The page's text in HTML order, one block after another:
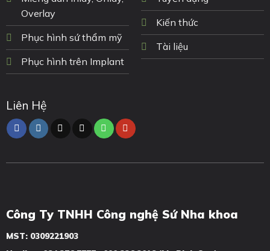
Overlay
Phục hình sứ thẩm mỹ
Phục hình trên Implant
Kiến thức
Tài liệu
Liên Hệ
Công Ty TNHH Công nghệ Sứ Nha khoa
MST: 0309221903